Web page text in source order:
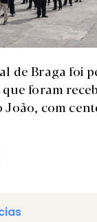
de Braga foi
foram
João, com